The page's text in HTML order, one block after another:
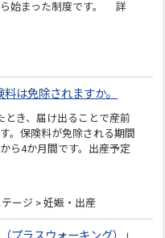
ら始まった制度です。 詳
は免除されますか。
き、届け出ることで産前
。保険料が免除される期間
ら4か月間です。出産予定
ージ > 妊娠・出産